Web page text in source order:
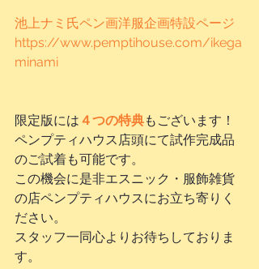
池上ナミ氏ペン画洋服企画特設ページ
https://www.pemptihouse.com/ikega
minami
限定版には ４つの特典もございます！
ペンプティハウス店頭にて試作完成品
のご試着も可能です。
この機会に是非エスニック・服飾雑貨
の店ペンプティハウスにお立ち寄りく
ださい。
スタッフ一同心よりお待ちしておりま
す。